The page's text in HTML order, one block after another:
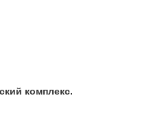
комплекс.